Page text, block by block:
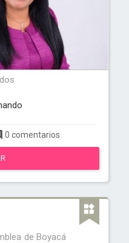
0 comentarios
de Boyacá